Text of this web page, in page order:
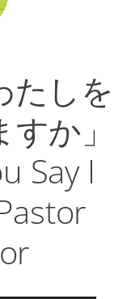
たしを
か」
Say I